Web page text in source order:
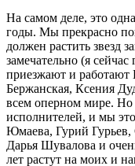
На самом деле, это
годы. Мы прекрасно
должен растить звезд
замечательно (я
приезжают и работают
Бержанская, Ксения
всем оперном мире. Но
исполнителей, и мы
Юмаева, Гурий Гурьев,
Дарья Шувалова и
лет растут на моих и